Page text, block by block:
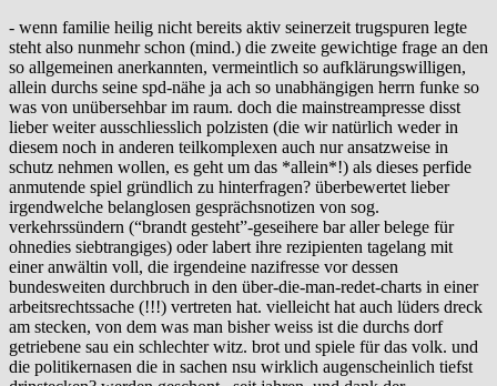
- wenn familie heilig nicht bereits aktiv seinerzeit trugspuren legte
steht also nunmehr schon (mind.) die zweite gewichtige frage an den
so allgemeinen anerkannten, vermeintlich so aufklärungswilligen,
allein durchs seine spd-nähe ja ach so unabhängigen herrn funke so
was von unübersehbar im raum. doch die mainstreampresse disst
lieber weiter ausschliesslich polzisten (die wir natürlich weder in
diesem noch in anderen teilkomplexen auch nur ansatzweise in
schutz nehmen wollen, es geht um das *allein*!) als dieses perfide
anmutende spiel gründlich zu hinterfragen? überbewertet lieber
irgendwelche belanglosen gesprächsnotizen von sog.
verkehrssündern (“brandt gesteht”-geseihere bar aller belege für
ohnedies siebtrangiges) oder labert ihre rezipienten tagelang mit
einer anwältin voll, die irgendeine nazifresse vor dessen
bundesweiten durchbruch in den über-die-man-redet-charts in einer
arbeitsrechtssache (!!!) vertreten hat. vielleicht hat auch lüders dreck
am stecken, von dem was man bisher weiss ist die durchs dorf
getriebene sau ein schlechter witz. brot und spiele für das volk. und
die politikernasen die in sachen nsu wirklich augenscheinlich tiefst